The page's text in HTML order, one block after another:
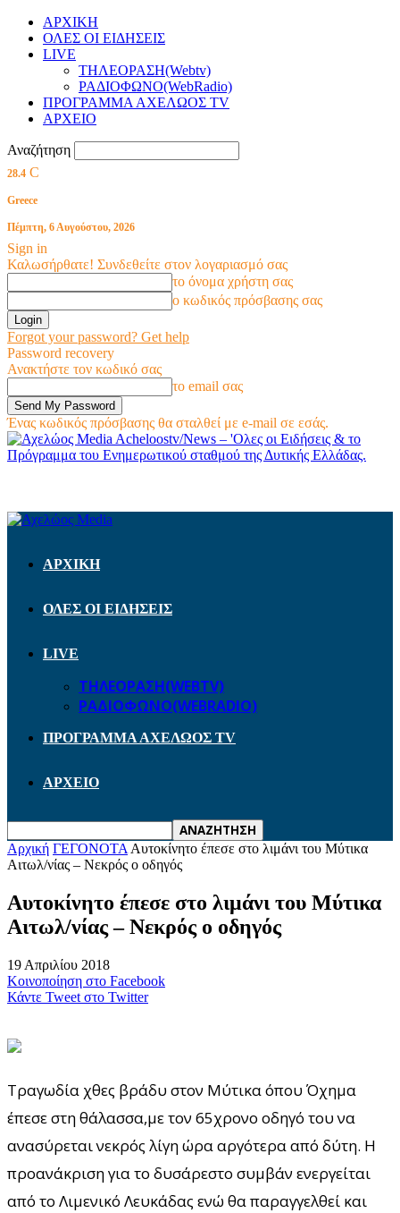
ΑΡΧΙΚΗ
ΟΛΕΣ ΟΙ ΕΙΔΗΣΕΙΣ
LIVE
ΤΗΛΕΟΡΑΣΗ(Webtv)
ΡΑΔΙΟΦΩΝΟ(WebRadio)
ΠΡΟΓΡΑΜΜΑ ΑΧΕΛΩΟΣ TV
ΑΡΧΕΙΟ
Αναζήτηση
28.4 C
Greece
Πέμπτη, 6 Αυγούστου, 2026
Sign in
Καλωσήρθατε! Συνδεθείτε στον λογαριασμό σας
το όνομα χρήστη σας
ο κωδικός πρόσβασης σας
Forgot your password? Get help
Password recovery
Ανακτήστε τον κωδικό σας
το email σας
Ένας κωδικός πρόσβασης θα σταλθεί με e-mail σε εσάς.
Acheloostv/News – 'Ολες οι Ειδήσεις & το
Πρόγραμμα του Ενημερωτικού σταθμού της Δυτικής Ελλάδας.
ΑΡΧΙΚΗ
ΟΛΕΣ ΟΙ ΕΙΔΗΣΕΙΣ
LIVE
ΤΗΛΕΟΡΑΣΗ(WEBTV)
ΡΑΔΙΟΦΩΝΟ(WEBRADIO)
ΠΡΟΓΡΑΜΜΑ ΑΧΕΛΩΟΣ TV
ΑΡΧΕΙΟ
Αρχική ΓΕΓΟΝΟΤΑ Αυτοκίνητο έπεσε στο λιμάνι του Μύτικα
Αιτωλ/νίας – Νεκρός ο οδηγός
Αυτοκίνητο έπεσε στο λιμάνι του Μύτικα
Αιτωλ/νίας – Νεκρός ο οδηγός
19 Απριλίου 2018
Κοινοποίηση στο Facebook
Κάντε Tweet στο Twitter
Τραγωδία χθες βράδυ στον Μύτικα όπου Όχημα
έπεσε στη θάλασσα,με τον 65χρονο οδηγό του να
ανασύρεται νεκρός λίγη ώρα αργότερα από δύτη. Η
προανάκριση για το δυσάρεστο συμβάν ενεργείται
από το Λιμενικό Λευκάδας ενώ θα παραγγελθεί και